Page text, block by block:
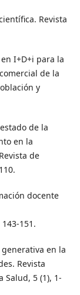
Revista
I+D+i para la
de la
y
de la
en la
de
docente
151.
en la
Revista
Salud, 5 (1), 1-